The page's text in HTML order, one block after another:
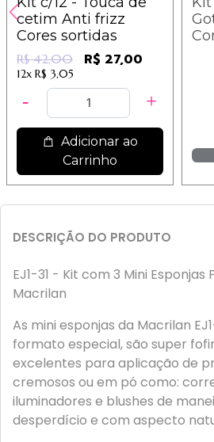
cetim Anti frizz
Cores sortidas
R$ 42,00 R$ 27,00
12x R$ 3,05
Adicionar ao
Carrinho
DESCRIÇÃO DO PRODUTO
EJ1-31 - Kit com 3 Mini
Macrilan
As mini esponjas da Macrilan
formato especial, são super
excelentes para aplicação de
cremosos ou em pó como:
iluminadores e blushes de
desperdício e com aspecto